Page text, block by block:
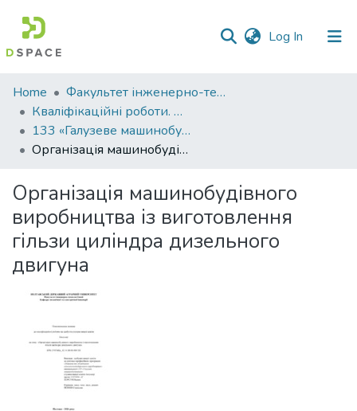
Log In (current)
Communities
&
Collections
All of DSpace
Statistics
Home
Факультет інженерно-технологічний
Кваліфікаційні роботи. Факультет інженерно-технологічний
133 «Галузеве машинобудування» - Бакалаври 2025-2026
Організація машинобудівного виробництва із виготовлення гільзи циліндра дизельного двигуна
Організація машинобудівного
виробництва із виготовлення
гільзи циліндра дизельного
двигуна